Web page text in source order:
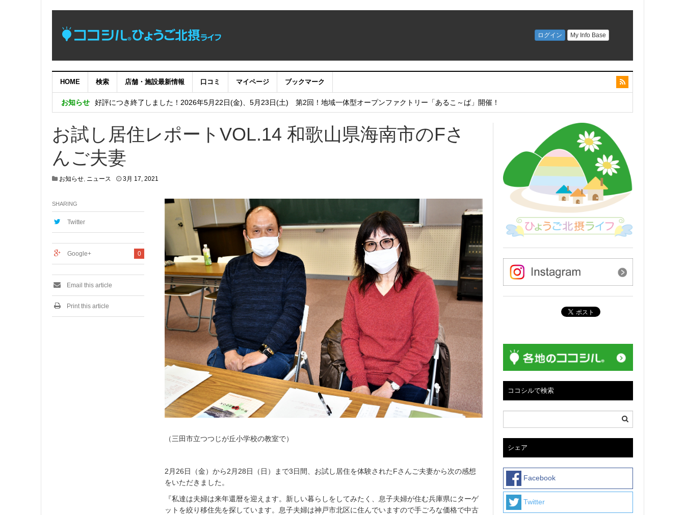
HOME 検索 店舗・施設最新情報 口コミ マイページ ブックマーク
お知らせ
【完了】システムメンテナンス作業に伴うサイト・アプリ利用停止のお知らせ
好評につき終了しました！2026年5月22日(金)、5月23日(土) 第2回！地域一体型オープンファクトリー「あるこ～ば」開催！
好評につき終了しました！兵庫五国移住・交流フェア2025 in 大阪 2025年12月6日（土）開催！
好評につき終了しました！日生ニュータウン まちびらき50周年記念フェスティバル 2025年11月22日（土）開催！
お試し居住レポートVOL.14 和歌山県海南市のFさ
んご夫妻
お知らせ, ニュース 3月 17, 2021
（三田市立つつじが丘小学校の教室で）
2月26日（金）から2月28日（日）まで3日間、お試し居住を体験されたFさんご夫妻から次の感想
をいただきました。
『私達は夫婦は来年還暦を迎えます。新しい暮らしをしてみたく、息子夫婦が住む兵庫県にターゲ
ットを絞り移住先を探しています。息子夫婦は神戸市北区に住んでいますので手ごろな価格で中古
SHARING
Twitter
0
Google+
Email this article
Print this article
ココシルで検索
シェア
Facebook
Twitter